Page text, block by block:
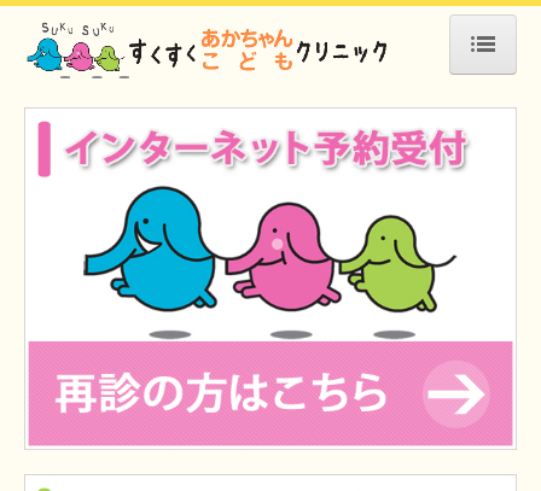
当院について
施設、設備など
個人情報保護方針
交通案内
インターネット予約
インフルエンザワクチンについて